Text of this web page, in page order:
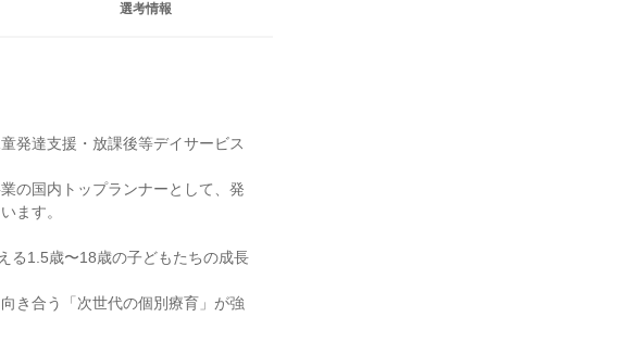
選考情報
発達支援・放課後等デイサービス
の国内トップランナーとして、発
ます。
る1.5歳〜18歳の子どもたちの成長
き合う「次世代の個別療育」が強